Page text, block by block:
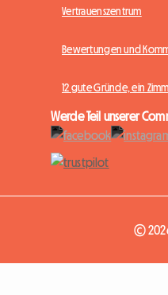
Vertrauenszentrum
Bewertungen und
12 gute Gründe, ein
Werde Teil unserer
©